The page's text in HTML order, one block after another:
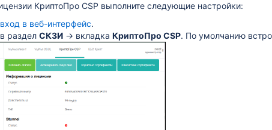
КриптоПро CSP выполните следующие настройки:
в веб-интерфейс.
раздел СКЗИ → вкладка КриптоПро CSP. По умолчанию